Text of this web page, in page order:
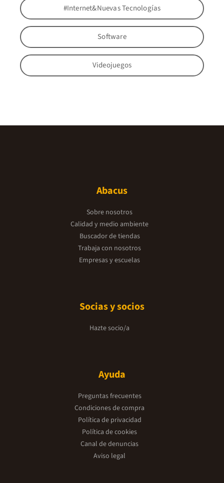
#Internet&Nuevas Tecnologías
Software
Videojuegos
Abacus
Sobre nosotros
Calidad y medio ambiente
Buscador de tiendas
Trabaja con nosotros
Empresas y escuelas
Socias y socios
Hazte socio/a
Ayuda
Preguntas frecuentes
Condiciones de compra
Política de privacidad
Política de cookies
Canal de denuncias
Aviso legal